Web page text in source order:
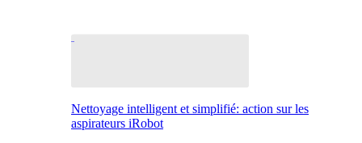
Nettoyage intelligent et simplifié: action sur les
aspirateurs iRobot